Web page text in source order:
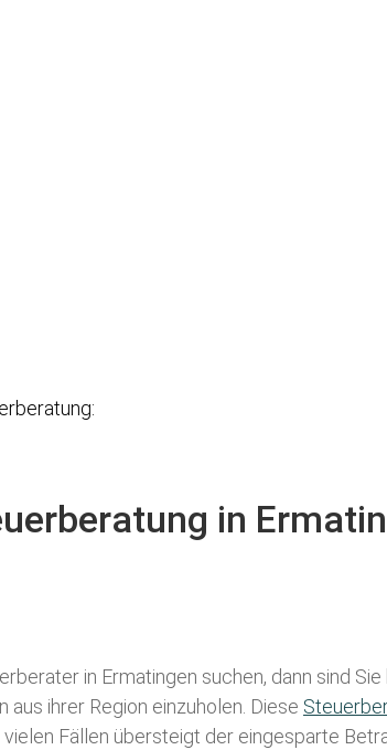
in
in Ermatingen suchen, dann sind
ihrer Region einzuholen. Diese
vielen Fällen übersteigt der eingesparte